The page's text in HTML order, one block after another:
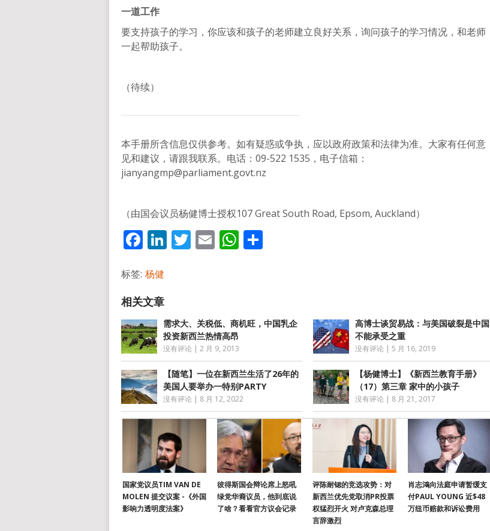
一道工作
要支持孩子的学习，你应该和孩子的老师建立良好关系，询问孩子的学习情况，和老师
一起帮助孩子。
（待续）
本手册所含信息仅供参考。如有疑惑或争执，应以政府政策和法律为准。大家有任何意
见和建议，请跟我联系。电话：09-522 1535，电子信箱：
jianyangmp@parliament.govt.nz
（由国会议员杨健博士授权107 Great South Road, Epsom, Auckland）
Facebook
LinkedIn
Twitter
EmailWhatsApp
标签: 杨健
需求大、关税低、商机旺，中国乳企
投资新西兰热情高昂
没有评论 | 2 月 9, 2013
高博士谈贸易战：与美国破裂是中国
不能承受之重
没有评论 |5 月 16, 2019
【随笔】一位在新西兰生活了26年的
美国人要举办一特别PARTY
没有评论 | 8 月 12, 2022
【杨健博士】《新西兰教育手册》
（17）第三章 家中的小孩子
没有评论 | 8 月 21, 2017
国家党议员TIM VAN DE
MOLEN 提交议案 -《外国
影响力透明度法案》
彼得斯国会辩论席上怒吼
绿党华裔议员，他到底说
了啥？看看官方议会记录
评陈耐锶的竞选攻势：对
新西兰优先党取消PR投票
权猛烈开火 对卢克森总理
言辞激烈
肖志鴻向法庭申请暂缓支
付PAUL YOUNG 近$48
万纽币赔款和诉讼费用